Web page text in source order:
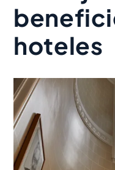
hoteles